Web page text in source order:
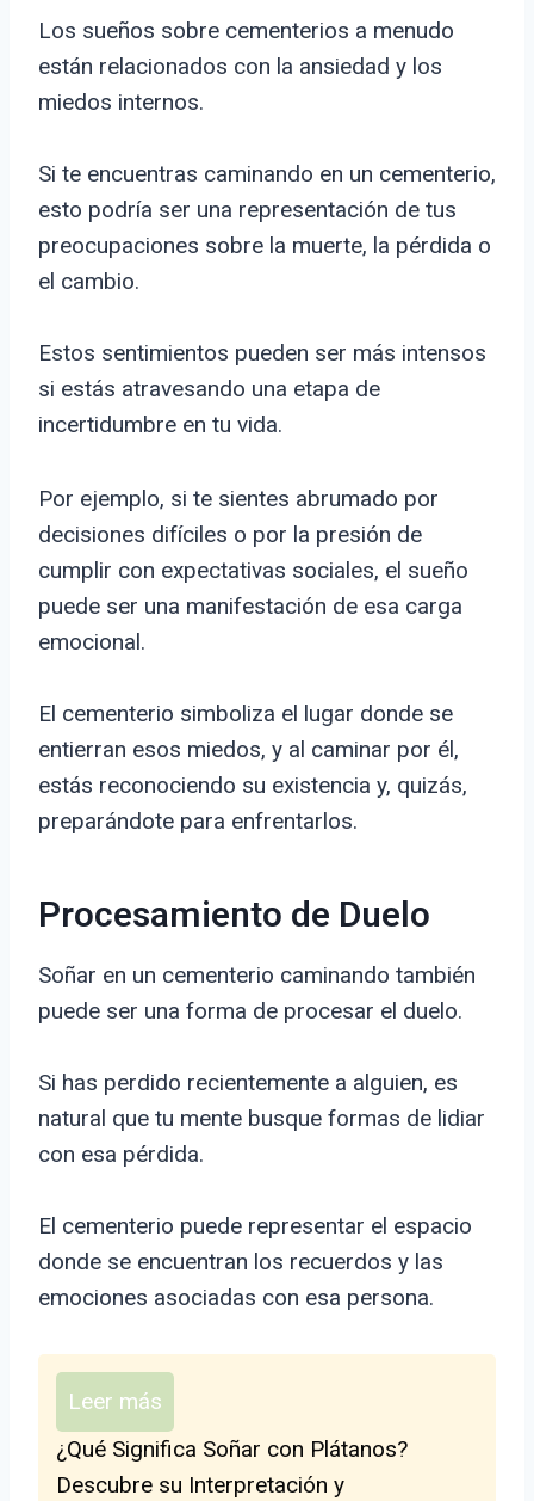
Los sueños sobre cementerios a menudo
están relacionados con la ansiedad y los
miedos internos.
Si te encuentras caminando en un cementerio,
esto podría ser una representación de tus
preocupaciones sobre la muerte, la pérdida o
el cambio.
Estos sentimientos pueden ser más intensos
si estás atravesando una etapa de
incertidumbre en tu vida.
Por ejemplo, si te sientes abrumado por
decisiones difíciles o por la presión de
cumplir con expectativas sociales, el sueño
puede ser una manifestación de esa carga
emocional.
El cementerio simboliza el lugar donde se
entierran esos miedos, y al caminar por él,
estás reconociendo su existencia y, quizás,
preparándote para enfrentarlos.
Procesamiento de Duelo
Soñar en un cementerio caminando también
puede ser una forma de procesar el duelo.
Si has perdido recientemente a alguien, es
natural que tu mente busque formas de lidiar
con esa pérdida.
El cementerio puede representar el espacio
donde se encuentran los recuerdos y las
emociones asociadas con esa persona.
Leer más
¿Qué Significa Soñar con Plátanos?
Descubre su Interpretación y